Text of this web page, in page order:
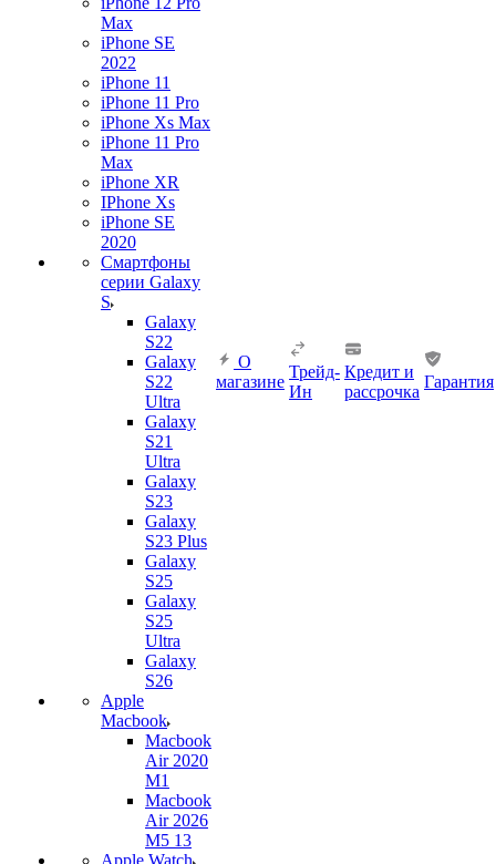
Max
iPhone SE
2022
iPhone 11
iPhone 11 Pro
iPhone Xs Max
iPhone 11 Pro
Max
iPhone XR
IPhone Xs
iPhone SE
2020
Смартфоны
серии Galaxy
S
Galaxy
S22
Galaxy
S22
Ultra
Galaxy
S21
Ultra
Galaxy
S23
Galaxy
S23 Plus
Galaxy
S25
Galaxy
S25
Ultra
Galaxy
S26
Apple
Macbook
Macbook
Air 2020
M1
Macbook
Air 2026
M5 13
Apple Watch
О
магазине
Трейд-
Ин
Кредит и
рассрочка
Гарантия